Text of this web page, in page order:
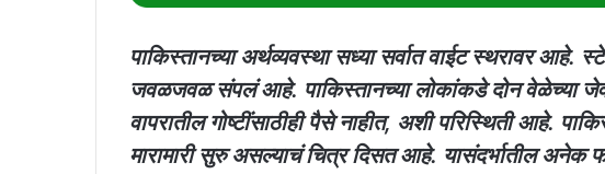
पाकिस्तानच्या अर्थव्यवस्था सध्या सर्वात वाईट स्थरावर
जवळजवळ संपलं आहे. पाकिस्तानच्या लोकांकडे दोन वेळेच्या
वापरातील गोष्टींसाठीही पैसे नाहीत, अशी परिस्थिती आहे.
मारामारी सुरु असल्याचं चित्र दिसत आहे. यासंदर्भातील अनेक